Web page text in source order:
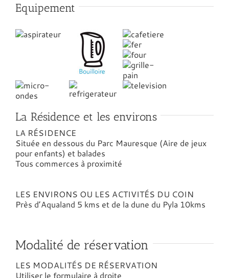
Equipement
La Résidence et les environs
LA RÉSIDENCE
Située en dessous du Parc Mauresque (Aire de jeux
pour enfants) et balades
Tous commerces à proximité
LES ENVIRONS OU LES ACTIVITÉS DU COIN
Près d’Aqualand 5 kms et de la dune du Pyla 10kms
Modalité de réservation
LES MODALITÉS DE RÉSERVATION
Utiliser le formulaire à droite